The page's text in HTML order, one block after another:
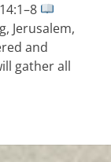
Jerusalem,
and
gather all